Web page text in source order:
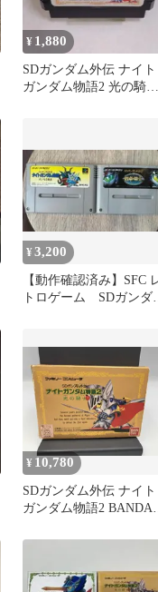
¥ 1,880
SDガンダム外伝 ナイト
ガンダム物語2 光の騎
¥3,200
【動作確認済み】SFC
トロゲーム SDガンダム
¥ 10,780
SDガンダム外伝 ナイト
ガンダム物語2 BANDAI
認